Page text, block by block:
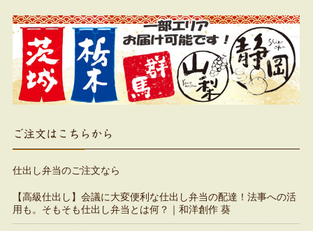
ご注文はこちらから
仕出し弁当のご注文なら
【高級仕出し】会議に大変便利な仕出し弁当の配達！法事への活
用も。そもそも仕出し弁当とは何？｜和洋創作 葵